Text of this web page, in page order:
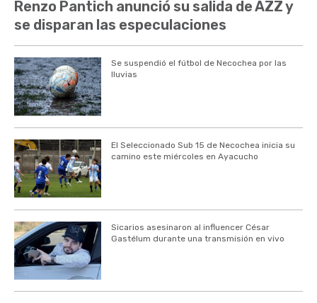
Renzo Pantich anunció su salida de AZZ y
se disparan las especulaciones
Se suspendió el fútbol de Necochea por las
lluvias
El Seleccionado Sub 15 de Necochea inicia su
camino este miércoles en Ayacucho
Sicarios asesinaron al influencer César
Gastélum durante una transmisión en vivo